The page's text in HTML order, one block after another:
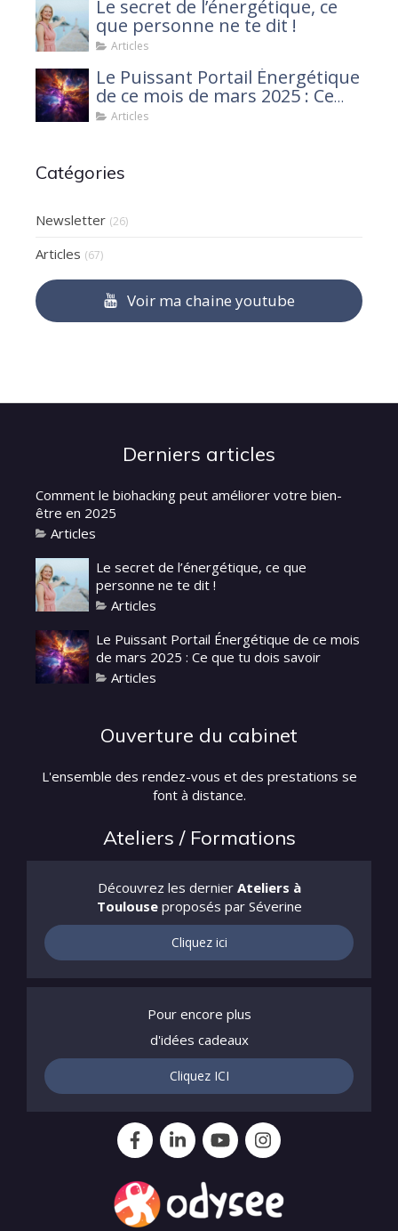
Le secret de l’énergétique, ce
que personne ne te dit !
Articles
Le Puissant Portail Énergétique
de ce mois de mars 2025 : Ce
que tu dois savoir
Articles
Catégories
Newsletter (26)
Articles (67)
Voir ma chaine youtube
Derniers articles
Comment le biohacking peut améliorer votre bien-
être en 2025
Articles
Le secret de l’énergétique, ce que
personne ne te dit !
Articles
Le Puissant Portail Énergétique de ce mois
de mars 2025 : Ce que tu dois savoir
Articles
Ouverture du cabinet
L'ensemble des rendez-vous et des prestations se
font à distance.
Ateliers / Formations
Découvrez les dernier Ateliers à
Toulouseproposés par Séverine
Cliquez ici
Pour encore plus
d'idées cadeaux
Cliquez ICI